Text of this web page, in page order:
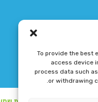
To provide the best
access device
process data such
or withdrawing